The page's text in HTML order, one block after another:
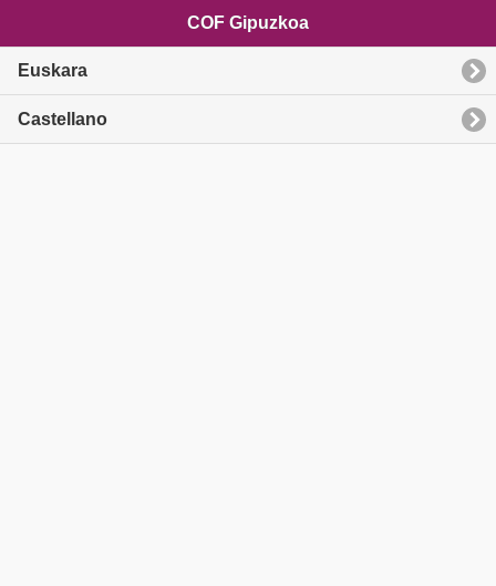
COF Gipuzkoa
Euskara
Castellano